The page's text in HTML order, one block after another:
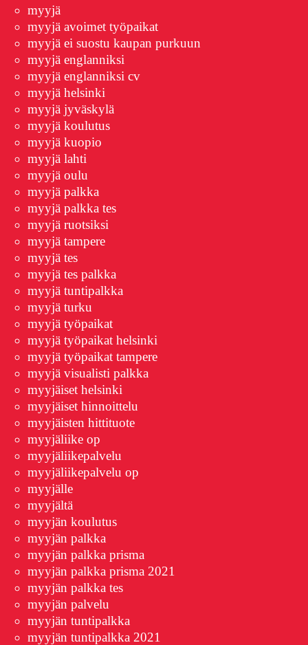
myyjä
myyjä avoimet työpaikat
myyjä ei suostu kaupan purkuun
myyjä englanniksi
myyjä englanniksi cv
myyjä helsinki
myyjä jyväskylä
myyjä koulutus
myyjä kuopio
myyjä lahti
myyjä oulu
myyjä palkka
myyjä palkka tes
myyjä ruotsiksi
myyjä tampere
myyjä tes
myyjä tes palkka
myyjä tuntipalkka
myyjä turku
myyjä työpaikat
myyjä työpaikat helsinki
myyjä työpaikat tampere
myyjä visualisti palkka
myyjäiset helsinki
myyjäiset hinnoittelu
myyjäisten hittituote
myyjäliike op
myyjäliikepalvelu
myyjäliikepalvelu op
myyjälle
myyjältä
myyjän koulutus
myyjän palkka
myyjän palkka prisma
myyjän palkka prisma 2021
myyjän palkka tes
myyjän palvelu
myyjän tuntipalkka
myyjän tuntipalkka 2021